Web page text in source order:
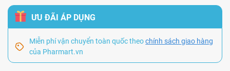
ƯU ĐÃI ÁP DỤNG
Miễn phí vận chuyển toàn quốc theochính sách giao hàng
của Pharmart.vn